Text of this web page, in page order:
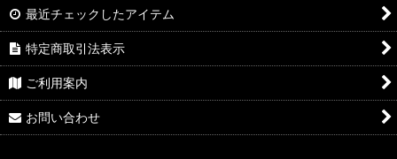
最近チェックしたアイテム
特定商取引法表示
ご利用案内
お問い合わせ